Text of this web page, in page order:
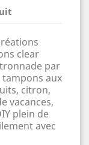
clear
par
tampons aux
citron,
vacances,
plein de
avec